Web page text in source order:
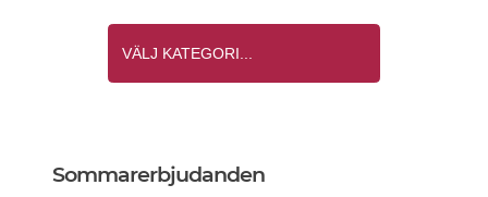
Sommarerbjudanden